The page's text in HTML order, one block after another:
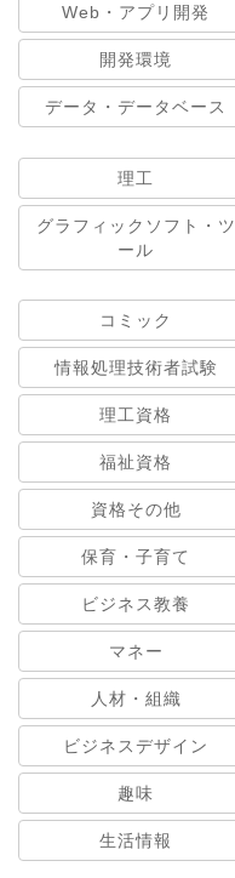
Web・アプリ開発
開発環境
データ・データベース
理工
グラフィックソフト・ツ
ール
コミック
情報処理技術者試験
理工資格
福祉資格
資格その他
保育・子育て
ビジネス教養
マネー
人材・組織
ビジネスデザイン
趣味
生活情報